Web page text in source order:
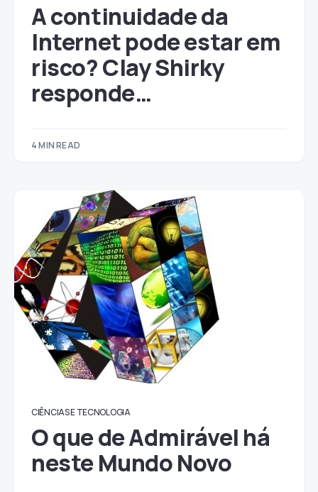
A continuidade da
Internet pode estar em
risco? Clay Shirky
responde…
4 MIN READ
CIÊNCIAS E TECNOLOGIA
O que de Admirável há
neste Mundo Novo